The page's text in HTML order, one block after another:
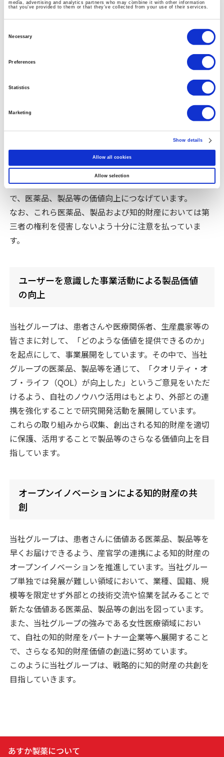
media, advertising and analytics partners who may combine it with other information
that you’ve provided to them or that they’ve collected from your use of their services.
Necessary
Preferences
Statistics
Marketing
Show details
Allow all cookies
Allow selection
知的財産戦略の策定と推進
当社グループでは、人々の健康やアニマルヘルスに対し
て貢献できる高い価値の医薬品、製品等をお届けするこ
とを目指しています。医薬品、製品等の価値向上を目的
とした知的財産戦略の策定のために、自社、他社を含む
知的財産を多面的に精査することで自社の知的財産の発
研究開発過程にて創出された知的財産について特許権、
実用新案権、意匠権および商標権等の出願及び権利化を
戦略的に行い、知的財産を適切に保護、活用すること
で、医薬品、製品等の価値向上につなげています。
なお、これら医薬品、製品および知的財産においては第
三者の権利を侵害しないよう十分に注意を払っていま
す。
ユーザーを意識した事業活動による製品価値
の向上
当社グループは、患者さんや医療関係者、生産農家等の
皆さまに対して、「どのような価値を提供できるのか」
を起点にして、事業展開をしています。その中で、当社
グループの医薬品、製品等を通じて、「クオリティ・オ
ブ・ライフ（QOL）が向上した」というご意見をいただ
けるよう、自社のノウハウ活用はもとより、外部との連
携を強化することで研究開発活動を展開しています。
これらの取り組みから収集、創出される知的財産を適切
に保護、活用することで製品等のさらなる価値向上を目
指しています。
オープンイノベーションによる知的財産の共
創
当社グループは、患者さんに価値ある医薬品、製品等を
早くお届けできるよう、産官学の連携による知的財産の
オープンイノベーションを推進しています。当社グルー
プ単独では発展が難しい領域において、業種、国籍、規
模等を限定せず外部との技術交流や協業を試みることで
新たな価値ある医薬品、製品等の創出を図っています。
また、当社グループの強みである女性医療領域におい
て、自社の知的財産をパートナー企業等へ展開すること
で、さらなる知的財産価値の創造に努めています。
このように当社グループは、戦略的に知的財産の共創を
目指していきます。
あすか製薬について